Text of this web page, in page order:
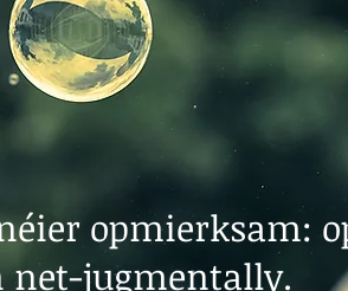
opmierksam:
net-jugmentally.